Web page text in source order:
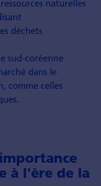
naturelles
déchets
sud-coréenne
dans le
comme celles
à l'ère de la